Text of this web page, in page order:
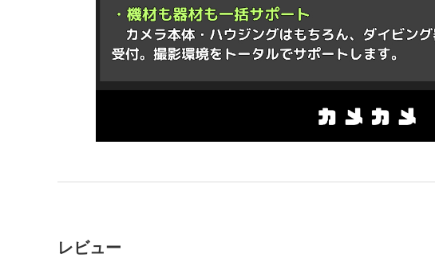
レビュー